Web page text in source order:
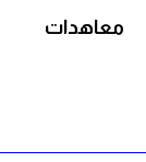
معاهدات